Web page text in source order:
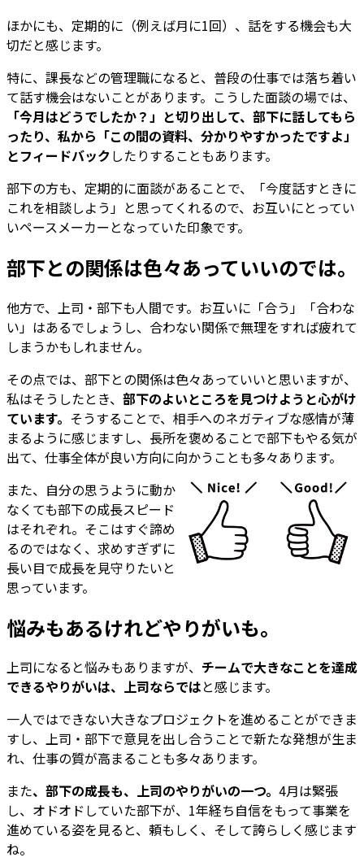
ほかにも、定期的に（例えば月に1回）、話をする機会も大
切だと感じます。
特に、課長などの管理職になると、普段の仕事では落ち着い
て話す機会はないことがあります。こうした面談の場では、
「今月はどうでしたか？」と切り出して、部下に話してもら
ったり、私から「この間の資料、分かりやすかったですよ」
とフィードバックしたりすることもあります。
部下の方も、定期的に面談があることで、「今度話すときに
これを相談しよう」と思ってくれるので、お互いにとってい
いペースメーカーとなっていた印象です。
部下との関係は色々あっていいのでは。
他方で、上司・部下も人間です。お互いに「合う」「合わな
い」はあるでしょうし、合わない関係で無理をすれば疲れて
しまうかもしれません。
その点では、部下との関係は色々あっていいと思いますが、
私はそうしたとき、 部下のよいところを見つけようと心がけ
ています。 そうすることで、相手へのネガティブな感情が薄
まるように感じますし、長所を褒めることで部下もやる気が
出て、仕事全体が良い方向に向かうことも多々あります。
また、自分の思うように動か
なくても部下の成長スピード
はそれぞれ。そこはすぐ諦め
るのではなく、求めすぎずに
長い目で成長を見守りたいと
思っています。
悩みもあるけれどやりがいも。
上司になると悩みもありますが、 チームで大きなことを達成
できるやりがいは、上司ならではと感じます。
一人ではできない大きなプロジェクトを進めることができま
すし、上司・部下で意見を出し合うことで新たな発想が生ま
れ、仕事の質が高まることも多々あります。
また、部下の成長も、上司のやりがいの一つ。 4月は緊張
し、オドオドしていた部下が、1年経ち自信をもって事業を
進めている姿を見ると、頼もしく、そして誇らしく感じます
ね。